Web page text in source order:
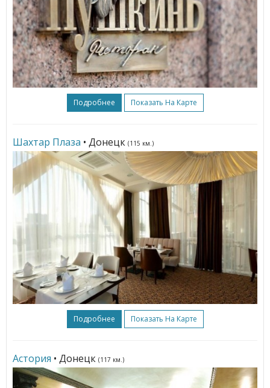
Подробнее Показать На Карте
Шахтар Плаза • Донецк (115 км.)
Подробнее Показать На Карте
Астория • Донецк (117 км.)